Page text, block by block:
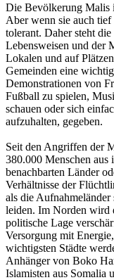
Die Bevölkerung Malis
Aber wenn sie auch
tolerant. Daher steht
Lebensweisen und der
Lokalen und auf
Gemeinden eine
Demonstrationen von
Fußball zu spielen,
schauen oder sich
aufzuhalten, gegeben.
Seit den Angriffen der
380.000 Menschen
benachbarten Länder
Verhältnisse der
als die
leiden. Im Norden wird
politische Lage
Versorgung mit
wichtigsten Städte
Anhänger von Boko
Islamisten aus Somalia